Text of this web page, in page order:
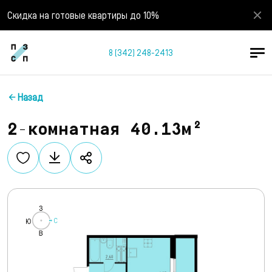
Скидка на готовые квартиры до 10%
8 (342) 248-2413
Назад
2-комнатная 40.13м²